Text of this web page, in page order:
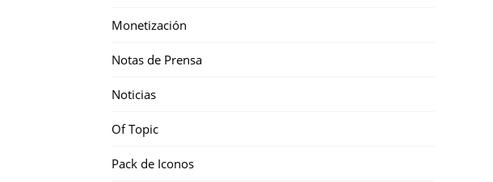
Monetización
Notas de Prensa
Noticias
Of Topic
Pack de Iconos